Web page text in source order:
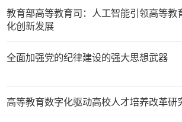
教育部高等教育司：人工智能引领高等教
化创新发展
全面加强党的纪律建设的强大思想武器
高等教育数字化驱动高校人才培养改革研